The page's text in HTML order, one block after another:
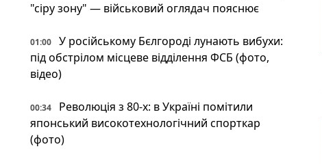
"сіру зону" — військовий оглядач пояснює
01:00
У російському Бєлгороді лунають вибухи:
під обстрілом місцеве відділення ФСБ (фото,
відео)
00:34
Революція з 80-х: в Україні помітили
японський високотехнологічний спорткар
(фото)